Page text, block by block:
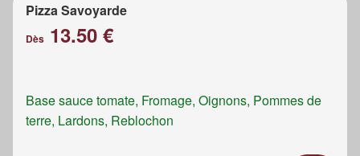
Pizza Savoyarde
Dès 13.50 €
Base sauce tomate, Fromage, Oignons, Pommes de
terre, Lardons, Reblochon